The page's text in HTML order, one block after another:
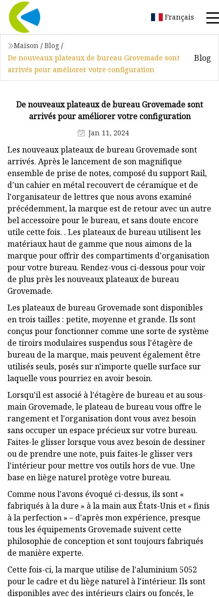
Français
Maison / Blog /
De nouveaux plateaux de bureau Grovemade sont
arrivés pour améliorer votre configuration
Blog
De nouveaux plateaux de bureau Grovemade sont
arrivés pour améliorer votre configuration
Jan 11, 2024
Les nouveaux plateaux de bureau Grovemade sont
arrivés. Après le lancement de son magnifique
ensemble de prise de notes, composé du support Rail,
d'un cahier en métal recouvert de céramique et de
l'organisateur de lettres que nous avons examiné
précédemment, la marque est de retour avec un autre
bel accessoire pour le bureau, et sans doute encore
utile cette fois. . Les plateaux de bureau utilisent les
matériaux haut de gamme que nous aimons de la
marque pour offrir des compartiments d'organisation
pour votre bureau. Rendez-vous ci-dessous pour voir
de plus près les nouveaux plateaux de bureau
Grovemade.
Les plateaux de bureau Grovemade sont disponibles
en trois tailles : petite, moyenne et grande. Ils sont
conçus pour fonctionner comme une sorte de système
de tiroirs modulaires suspendus sous l'étagère de
bureau de la marque, mais peuvent également être
utilisés seuls, posés sur n'importe quelle surface sur
laquelle vous pourriez en avoir besoin.
Lorsqu'il est associé à l'étagère de bureau et au sous-
main Grovemade, le plateau de bureau vous offre le
rangement et l'organisation dont vous avez besoin
sans occuper un espace précieux sur votre bureau.
Faites-le glisser lorsque vous avez besoin de dessiner
ou de prendre une note, puis faites-le glisser vers
l'intérieur pour mettre vos outils hors de vue. Une
base en liège naturel protège votre bureau.
Comme nous l'avons évoqué ci-dessus, ils sont «
fabriqués à la dure » à la main aux États-Unis et « finis
à la perfection » – d'après mon expérience, presque
tous les équipements Grovemade suivent cette
philosophie de conception et sont toujours fabriqués
de manière experte.
Cette fois-ci, la marque utilise de l'aluminium 5052
pour le cadre et du liège naturel à l'intérieur. Ils sont
disponibles avec des intérieurs clairs ou foncés, le